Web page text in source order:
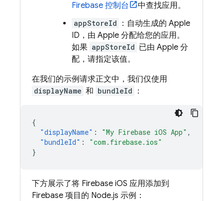
Firebase 控制台 中查找应用。
appStoreId
：自动生成的 Apple
ID，由 Apple 分配给您的应用。
如果 appStoreId 已由 Apple 分
配，请指定该值。
在我们的示例请求正文中，我们仅使用
displayName 和 bundleId ：
{
"displayName" : "My Firebase iOS App" ,
"bundleId" :
"com.firebase.ios"
}
下方展示了将 Firebase iOS 应用添加到
Firebase 项目的 Node.js 示例：